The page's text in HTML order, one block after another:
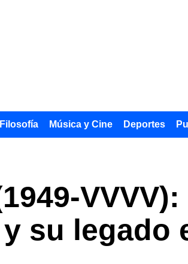
Música y Cine Deportes
su legado